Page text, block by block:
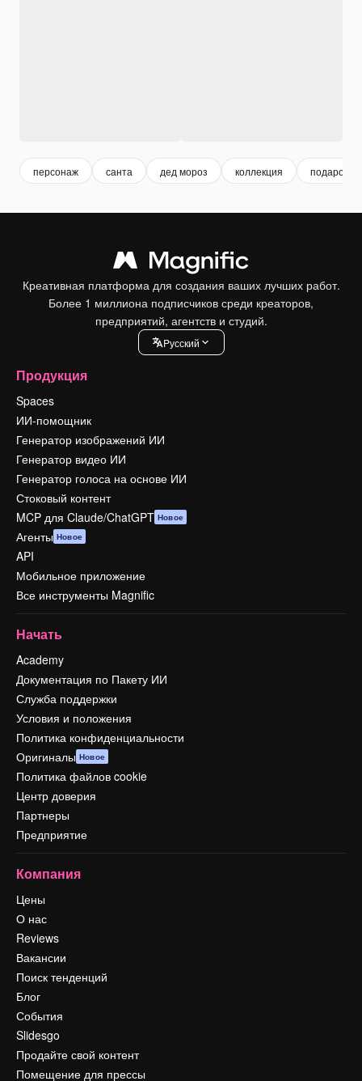
персонаж санта дед мороз коллекция подарок
Креативная платформа для создания ваших лучших работ.
Более 1 миллиона подписчиков среди креаторов,
предприятий, агентств и студий.
Pусский
Продукция
Spaces
ИИ-помощник
Генератор изображений ИИ
Генератор видео ИИ
Генератор голоса на основе ИИ
Стоковый контент
MCP для Claude/ChatGPT Новое
Агенты Новое
API
Мобильное приложение
Все инструменты Magnific
Начать
Academy
Документация по Пакету ИИ
Служба поддержки
Условия и положения
Политика конфиденциальности
Оригиналы Новое
Политика файлов cookie
Центр доверия
Партнеры
Предприятие
Компания
Цены
О нас
Reviews
Вакансии
Поиск тенденций
Блог
События
Slidesgo
Продайте свой контент
Помещение для прессы